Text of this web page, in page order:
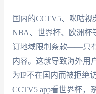
国内的CCTV5、咪咕
NBA、世界杯、欧洲杯
订地域限制条款——只
内容。这就导致海外用
为IP不在国内而被拒绝
CCTV5 app看世界杯，